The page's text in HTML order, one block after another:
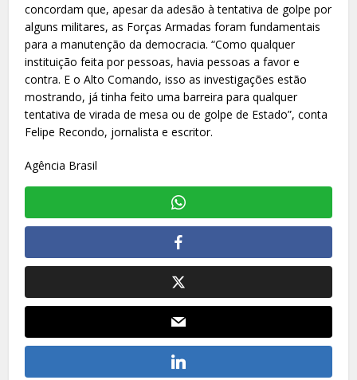
concordam que, apesar da adesão à tentativa de golpe por
alguns militares, as Forças Armadas foram fundamentais
para a manutenção da democracia. “Como qualquer
instituição feita por pessoas, havia pessoas a favor e
contra. E o Alto Comando, isso as investigações estão
mostrando, já tinha feito uma barreira para qualquer
tentativa de virada de mesa ou de golpe de Estado”, conta
Felipe Recondo, jornalista e escritor.
Agência Brasil